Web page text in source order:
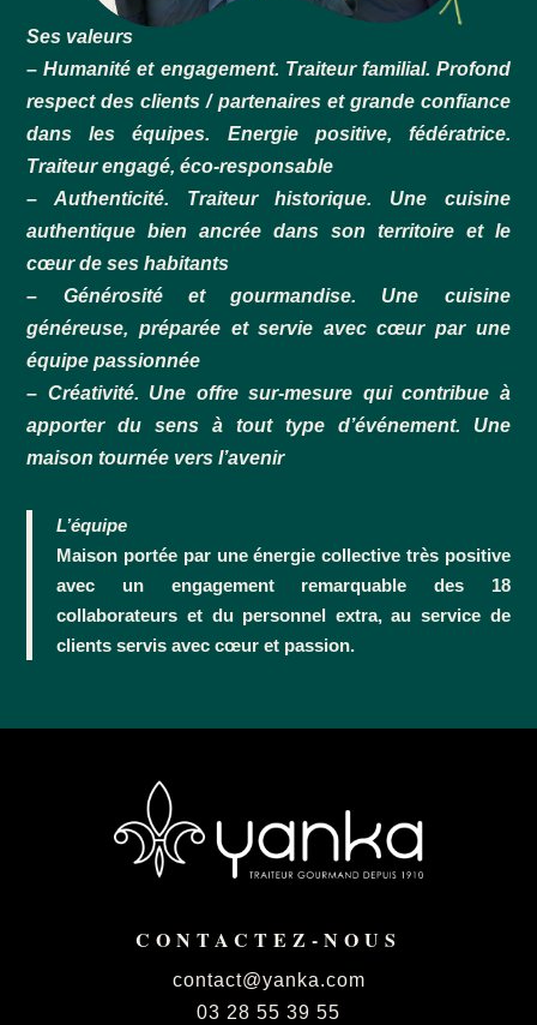
Ses valeurs
– Humanité et engagement. Traiteur familial. Profond
respect des clients / partenaires et grande confiance
dans les équipes. Energie positive, fédératrice.
Traiteur engagé, éco-responsable
– Authenticité. Traiteur historique. Une cuisine
authentique bien ancrée dans son territoire et le
cœur de ses habitants
– Générosité et gourmandise. Une cuisine
généreuse, préparée et servie avec cœur par une
équipe passionnée
– Créativité. Une offre sur-mesure qui contribue à
apporter du sens à tout type d’événement. Une
maison tournée vers l’avenir
L’équipe
Maison portée par une énergie collective très positive
avec un engagement remarquable des 18
collaborateurs et du personnel extra, au service de
clients servis avec cœur et passion.
CONTACTEZ-NOUS
contact@yanka.com
03 28 55 39 55